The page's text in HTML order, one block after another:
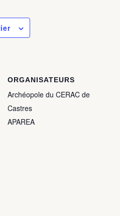
ORGANISATEURS
Archéopole du CERAC de
Castres
APAREA